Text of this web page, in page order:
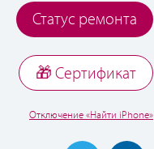
Статус ремонта
🎁 Cертификат
Отключение «Найти iPhone»